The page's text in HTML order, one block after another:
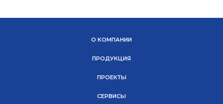
О КОМПАНИИ
ПРОДУКЦИЯ
ПРОЕКТЫ
СЕРВИСЫ